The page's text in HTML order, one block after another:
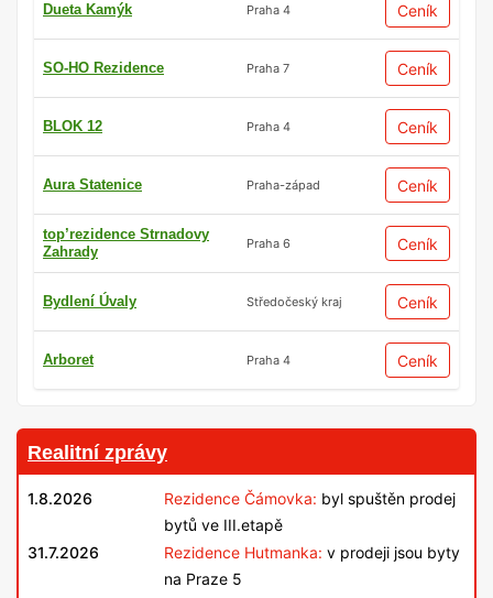
Dueta Kamýk Praha 4 Ceník
SO-HO Rezidence Praha 7 Ceník
BLOK 12 Praha 4 Ceník
Aura Statenice Praha-západ Ceník
top’rezidence Strnadovy
Zahrady
Praha 6 Ceník
Bydlení Úvaly Středočeský kraj Ceník
Arboret Praha 4 Ceník
Realitní zprávy
1.8.2026 Rezidence Čámovka: byl spuštěn prodej
bytů ve III.etapě
31.7.2026
Rezidence Hutmanka: v prodeji jsou byty
na Praze 5